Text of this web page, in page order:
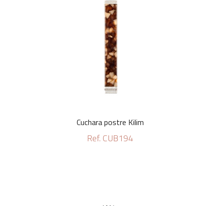
Cuchara postre Kilim
Ref. CUB194